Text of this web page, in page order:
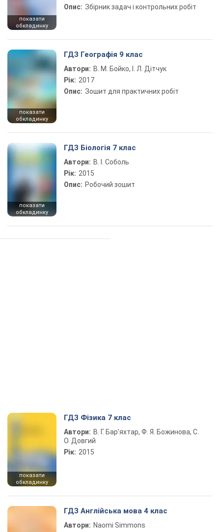
показати
обкладинку
Опис: Збірник задач і контрольних робіт
показати
обкладинку
ГДЗ Географія 9 клас
Автори: В. М. Бойко, І. Л. Дітчук
Рік: 2017
Опис: Зошит для практичних робіт
показати
обкладинку
ГДЗ Біологія 7 клас
Автори: В. І. Соболь
Рік: 2015
Опис: Робочий зошит
показати
обкладинку
ГДЗ Фізика 7 клас
Автори: В. Г. Бар’яхтар, Ф. Я. Божинова, С.
О. Довгий
Рік: 2015
ГДЗ Англійська мова 4 клас
Автори: Naomi Simmons